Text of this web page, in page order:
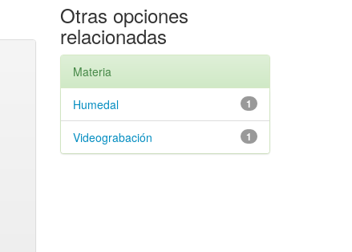
Otras opciones
relacionadas
Materia
1
Humedal
1
Videograbación